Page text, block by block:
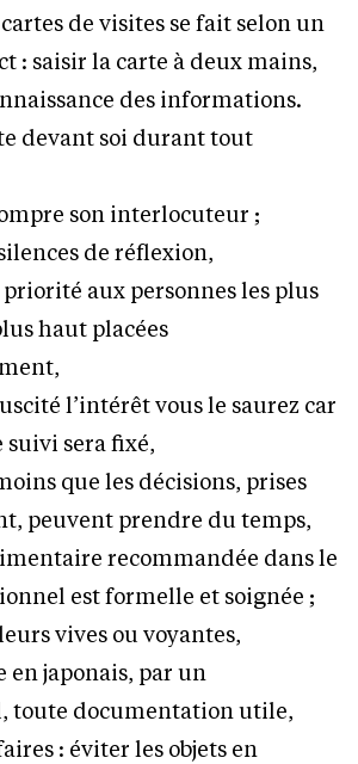
cartes de visites se fait selon un
: saisir la carte à deux mains,
des informations.
devant soi durant tout
son interlocuteur ;
de réflexion,
priorité aux personnes les plus
haut placées
l’intérêt vous le saurez car
suivi sera fixé,
que les décisions, prises
peuvent prendre du temps,
recommandée dans le
est formelle et soignée ;
vives ou voyantes,
japonais, par un
toute documentation utile,
: éviter les objets en